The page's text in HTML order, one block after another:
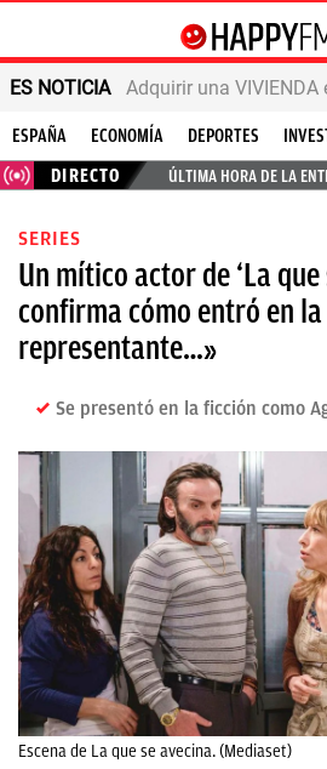
ES NOTICIA Adquirir una
ESPAÑA ECONOMÍA DEPORTES
DIRECTO
ÚLTIMA HORA DE LA
SERIES
Un mítico actor de ‘La que
confirma cómo entró en
representante…»
Se presentó en la ficción como
Escena de La que se avecina. (Mediaset)